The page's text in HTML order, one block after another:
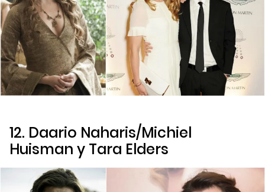
12. Daario Naharis/Michiel
Huisman y Tara Elders